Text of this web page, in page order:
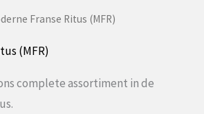
Franse Ritus (MFR)
(MFR)
complete assortiment in de